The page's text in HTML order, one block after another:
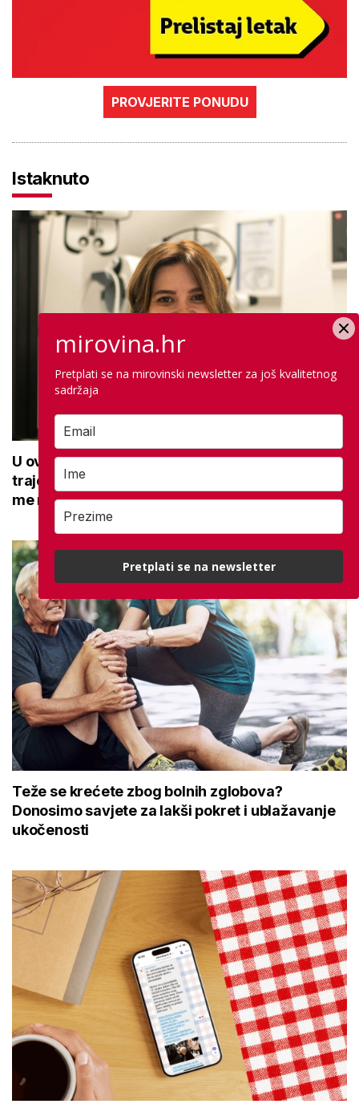
PROVJERITE PONUDU
Istaknuto
U ovoj optici rade najdetaljniji pregled vida,
traje sat vremena: Bila sam na njemu, evo što
me naučio
Teže se krećete zbog bolnih zglobova?
Donosimo savjete za lakši pokret i ublažavanje
ukočenosti
mirovina.hr
Pretplati se na mirovinski newsletter za još kvalitetnog
sadržaja
Pretplati se na newsletter